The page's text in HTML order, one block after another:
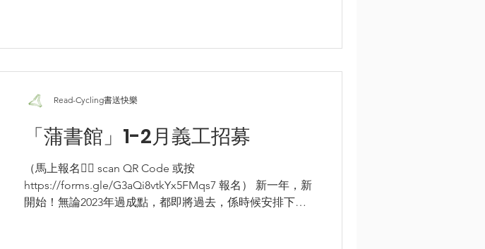
「蒲書館」1-2月義工招募
（馬上報名👉🏻 scan QR Code 或按
https://forms.gle/G3aQi8vtkYx5FMqs7 報名） 新一年，新
開始！無論2023年過成點，都即將過去，係時候安排下新
Read-Cycling書送快樂